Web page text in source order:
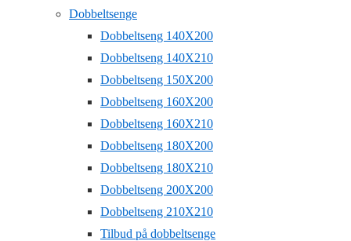
Dobbeltsenge
Dobbeltseng 140X200
Dobbeltseng 140X210
Dobbeltseng 150X200
Dobbeltseng 160X200
Dobbeltseng 160X210
Dobbeltseng 180X200
Dobbeltseng 180X210
Dobbeltseng 200X200
Dobbeltseng 210X210
Tilbud på dobbeltsenge